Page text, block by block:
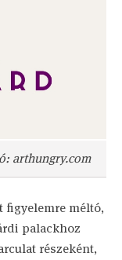
arthungry.com
figyelemre méltó,
palackhoz
részeként,